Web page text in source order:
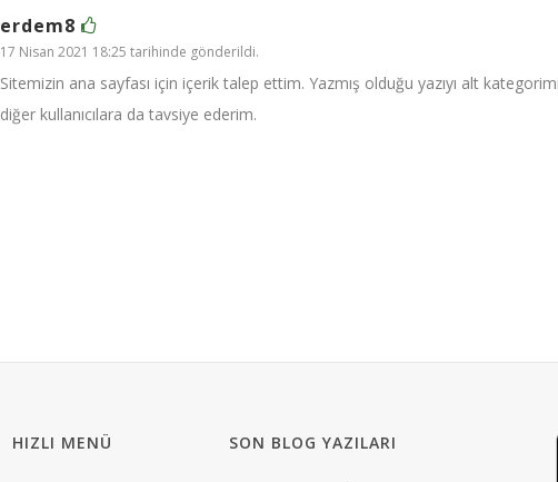
erdem8
17 Nisan 2021 18:25 tarihinde gönderildi.
Sitemizin ana sayfası için içerik talep ettim. Yazmış olduğu yazıyı alt
diğer kullanıcılara da tavsiye ederim.
HIZLI MENÜ SON BLOG YAZILARI